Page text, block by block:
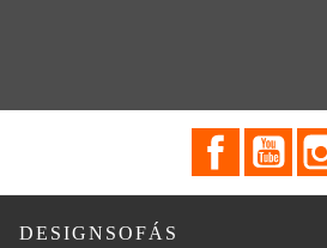
Facebook
DESIGNSOFÁS